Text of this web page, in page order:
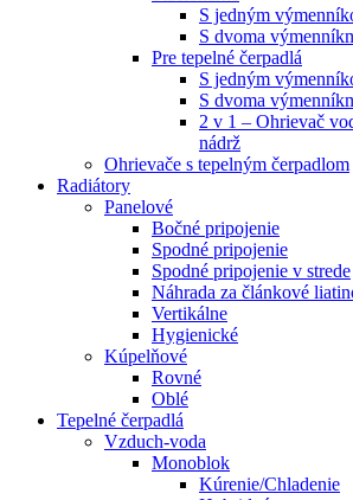
S jedným
S dvoma
Pre tepelné čerpadlá
S jedným
S dvoma
2 v 1 – Ohrievač
nádrž
Ohrievače s tepelným čerpadlom
Radiátory
Panelové
Bočné pripojenie
Spodné pripojenie
Spodné pripojenie v strede
Náhrada za článkové
Vertikálne
Hygienické
Kúpelňové
Rovné
Oblé
Tepelné čerpadlá
Vzduch-voda
Monoblok
Kúrenie/Chladenie